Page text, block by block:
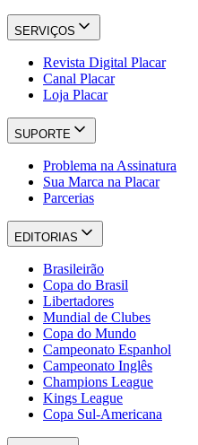
SERVIÇOS
Revista Digital Placar
Canal Placar
Loja Placar
SUPORTE
Problema na Assinatura
Sua Marca na Placar
Parcerias
EDITORIAS
Brasileirão
Copa do Brasil
Libertadores
Mundial de Clubes
Copa do Mundo
Campeonato Espanhol
Campeonato Inglês
Champions League
Kings League
Copa Sul-Americana